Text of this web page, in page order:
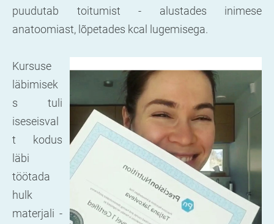
puudutab toitumist - alustades inimese
anatoomiast, lõpetades kcal lugemisega.
Kursuse
läbimisek
s tuli
iseseisval
t kodus
läbi
töötada
hulk
materjali -